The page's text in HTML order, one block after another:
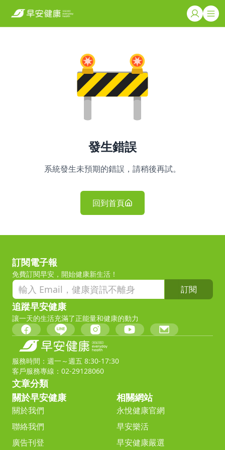
發生錯誤
系統發生未預期的錯誤，請稍後再試。
回到首頁
訂閱電子報
免費訂閱早安，開始健康新生活！
訂閱
追蹤早安健康
讓一天的生活充滿了正能量和健康的動力
服務時間：週一～週五 8:30-17:30
客戶服務專線：02-29128060
文章分類
關於早安健康
關於我們
聯絡我們
廣告刊登
相關網站
永悅健康官網
早安樂活
早安健康嚴選